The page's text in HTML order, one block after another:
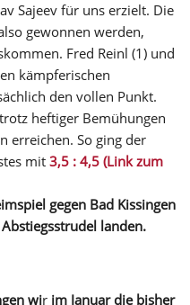
Sajeev für uns erzielt. Die
gewonnen werden,
Fred Reinl (1) und
kämpferischen
den vollen Punkt.
heftiger Bemühungen
erreichen. So ging der
mit3,5 : 4,5 (Link zum
gegen Bad Kissingen
landen.
wir im Januar die bisher